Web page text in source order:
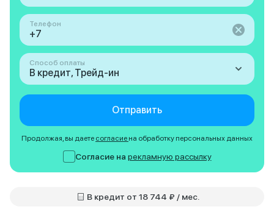
Телефон
Способ оплаты
В кредит, Трейд-ин
Отправить
Продолжая, вы даете согласие на обработку персональных данных
Согласие на рекламную рассылку
В кредит от 18 744 ₽ / мес.